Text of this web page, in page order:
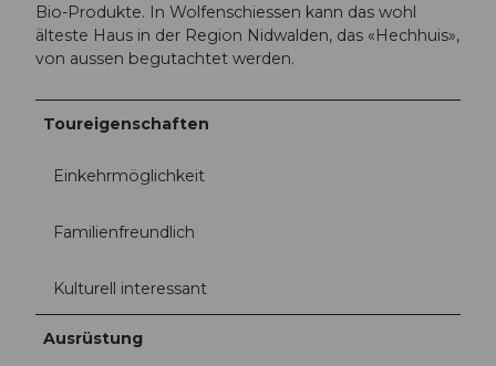
Bio-Produkte. In Wolfenschiessen kann das wohl
älteste Haus in der Region Nidwalden, das «Hechhuis»,
von aussen begutachtet werden.
Toureigenschaften
Einkehrmöglichkeit
Familienfreundlich
Kulturell interessant
Ausrüstung